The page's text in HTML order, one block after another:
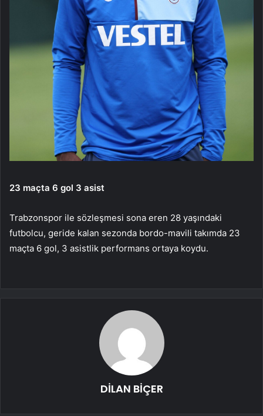
23 maçta 6 gol 3 asist
Trabzonspor ile sözleşmesi sona eren 28 yaşındaki
futbolcu, geride kalan sezonda bordo-mavili takımda 23
maçta 6 gol, 3 asistlik performans ortaya koydu.
DİLAN BİÇER